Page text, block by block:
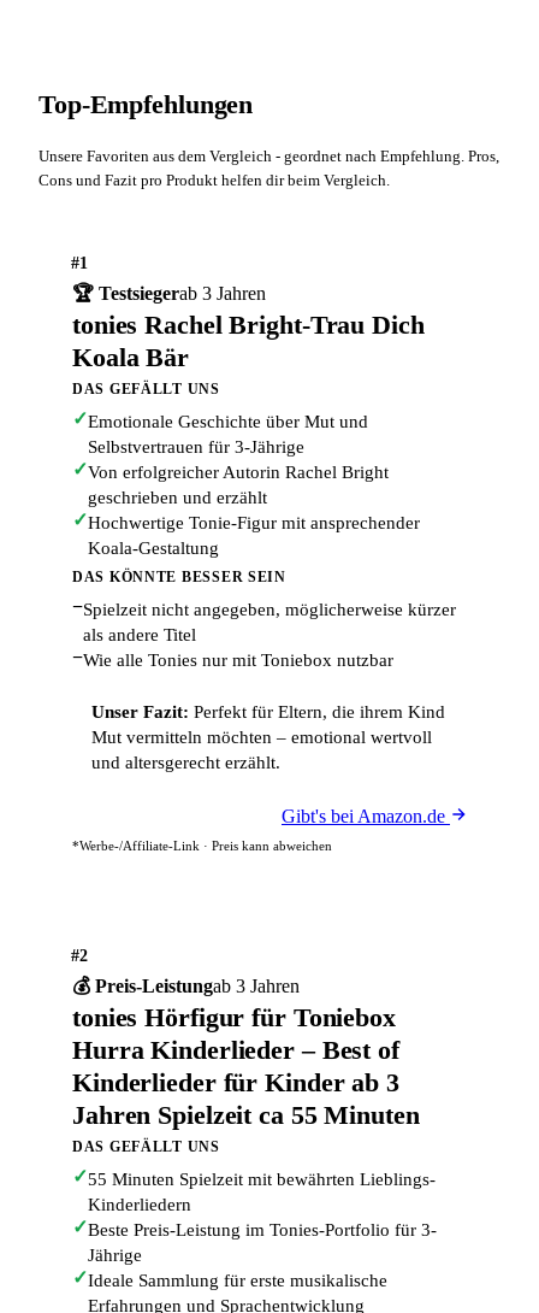
Top-Empfehlungen
Unsere Favoriten aus dem Vergleich - geordnet nach Empfehlung. Pros,
Cons und Fazit pro Produkt helfen dir beim Vergleich.
#1
🏆 Testsiegerab 3 Jahren
tonies Rachel Bright-Trau Dich
Koala Bär
DAS GEFÄLLT UNS
✓Emotionale Geschichte über Mut und
Selbstvertrauen für 3-Jährige
✓Von erfolgreicher Autorin Rachel Bright
geschrieben und erzählt
✓Hochwertige Tonie-Figur mit ansprechender
Koala-Gestaltung
DAS KÖNNTE BESSER SEIN
−Spielzeit nicht angegeben, möglicherweise kürzer
als andere Titel
−Wie alle Tonies nur mit Toniebox nutzbar
Unser Fazit: Perfekt für Eltern, die ihrem Kind
Mut vermitteln möchten – emotional wertvoll
und altersgerecht erzählt.
Gibt's bei Amazon.de
*Werbe-/Affiliate-Link · Preis kann abweichen
#2
💰 Preis-Leistungab 3 Jahren
tonies Hörfigur für Toniebox
Hurra Kinderlieder – Best of
Kinderlieder für Kinder ab 3
Jahren Spielzeit ca 55 Minuten
DAS GEFÄLLT UNS
✓55 Minuten Spielzeit mit bewährten Lieblings-
Kinderliedern
✓Beste Preis-Leistung im Tonies-Portfolio für 3-
Jährige
✓Ideale Sammlung für erste musikalische
Erfahrungen und Sprachentwicklung